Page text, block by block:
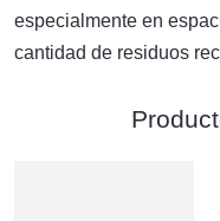
especialmente en
cantidad de residuos